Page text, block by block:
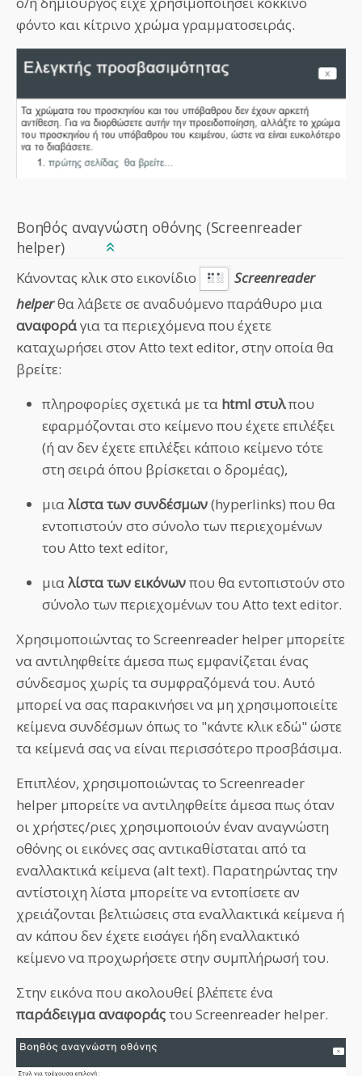
φόντο και κίτρινο χρώμα γραμματοσειράς.
Βοηθός αναγνώστη οθόνης (Screenreader
helper)
Κάνοντας κλικ στο εικονίδιο
Screenreader
helperθα λάβετε σε αναδυόμενο παράθυρο μια
αναφοράγια τα περιεχόμενα που έχετε
καταχωρήσει στον Atto text editor, στην οποία θα
βρείτε:
πληροφορίες σχετικά με τα html στυλπου
εφαρμόζονται στο κείμενο που έχετε επιλέξει
(ή αν δεν έχετε επιλέξει κάποιο κείμενο τότε
στη σειρά όπου βρίσκεται ο δρομέας),
μιαλίστα των συνδέσμων(hyperlinks) που θα
εντοπιστούν στο σύνολο των περιεχομένων
του Atto text editor,
μιαλίστα των εικόνωνπου θα εντοπιστούν στο
σύνολο των περιεχομένων του Atto text editor.
Χρησιμοποιώντας το Screenreader helper μπορείτε
να αντιληφθείτε άμεσα πως εμφανίζεται ένας
σύνδεσμος χωρίς τα συμφραζόμενά του. Αυτό
μπορεί να σας παρακινήσει να μη χρησιμοποιείτε
κείμενα συνδέσμων όπως το "κάντε κλικ εδώ" ώστε
τα κείμενά σας να είναι περισσότερο προσβάσιμα.
Επιπλέον, χρησιμοποιώντας το Screenreader
helper μπορείτε να αντιληφθείτε άμεσα πως όταν
οι χρήστες/ριες χρησιμοποιούν έναν αναγνώστη
οθόνης οι εικόνες σας αντικαθίσταται από τα
εναλλακτικά κείμενα (alt text). Παρατηρώντας την
αντίστοιχη λίστα μπορείτε να εντοπίσετε αν
χρειάζονται βελτιώσεις στα εναλλακτικά κείμενα ή
αν κάπου δεν έχετε εισάγει ήδη εναλλακτικό
κείμενο να προχωρήσετε στην συμπλήρωσή του.
Στην εικόνα που ακολουθεί βλέπετε ένα
παράδειγμα αναφοράςτου Screenreader helper.